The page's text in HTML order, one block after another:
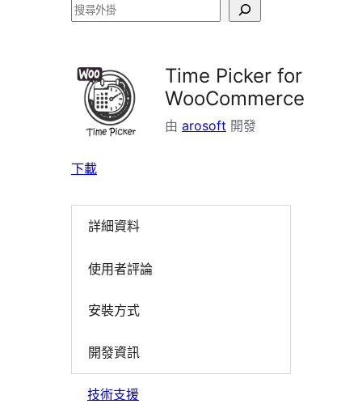
搜
掛
Time Picker for
WooCommerce
由 arosoft 開發
下載
詳細資料
使用者評論
安裝方式
開發資訊
技術支援